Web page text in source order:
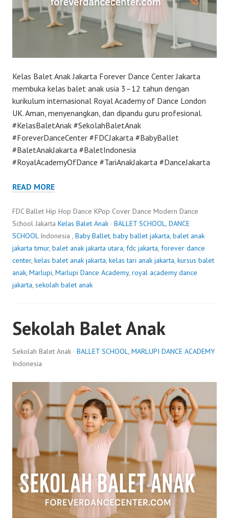
Kelas Balet Anak Jakarta Forever Dance Center Jakarta
membuka kelas balet anak usia 3–12 tahun dengan
kurikulum internasional Royal Academy of Dance London
UK. Aman, menyenangkan, dan dipandu guru profesional.
#KelasBaletAnak #SekolahBaletAnak
#ForeverDanceCenter #FDCJakarta #BabyBallet
#BaletAnakJakarta #BaletIndonesia
#RoyalAcademyOfDance #TariAnakJakarta #DanceJakarta
READ MORE
FDC Ballet Hip Hop Dance KPop Cover Dance Modern Dance
School Jakarta Kelas Balet Anak · BALLET SCHOOL, DANCE
SCHOOLIndonesia , Baby Ballet, baby ballet jakarta, balet anak
jakarta timur, balet anak jakarta utara, fdc jakarta, forever dance
center, kelas balet anak jakarta, kelas tari anak jakarta, kursus balet
anak, Marlupi, Marlupi Dance Academy, royal academy dance
jakarta, sekolah balet anak
Sekolah Balet Anak
Sekolah Balet Anak · BALLET SCHOOL, MARLUPI DANCE ACADEMY
Indonesia